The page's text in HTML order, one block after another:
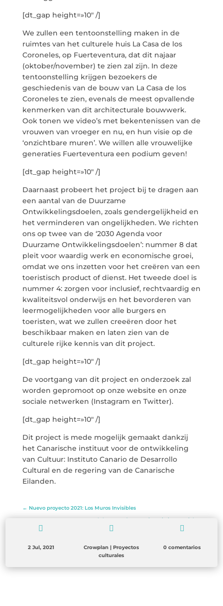
[dt_gap height=»10″ /]
We zullen een tentoonstelling maken in de
ruimtes van het culturele huis La Casa de los
Coroneles, op Fuerteventura, dat dit najaar
(oktober/november) te zien zal zijn. In deze
tentoonstelling krijgen bezoekers de
geschiedenis van de bouw van La Casa de los
Coroneles te zien, evenals de meest opvallende
kenmerken van dit architecturale bouwwerk.
Ook tonen we video’s met bekentenissen van de
vrouwen van vroeger en nu, en hun visie op de
‘onzichtbare muren’. We willen alle vrouwelijke
generaties Fuerteventura een podium geven!
[dt_gap height=»10″ /]
Daarnaast probeert het project bij te dragen aan
een aantal van de Duurzame
Ontwikkelingsdoelen, zoals gendergelijkheid en
het verminderen van ongelijkheden. We richten
ons op twee van de ‘2030 Agenda voor
Duurzame Ontwikkelingsdoelen’: nummer 8 dat
pleit voor waardig werk en economische groei,
omdat we ons inzetten voor het creëren van een
toeristisch product of dienst. Het tweede doel is
nummer 4: zorgen voor inclusief, rechtvaardig en
kwaliteitsvol onderwijs en het bevorderen van
leermogelijkheden voor alle burgers en
toeristen, wat we zullen creeëren door het
beschikbaar maken en laten zien van de
culturele rijke kennis van dit project.
[dt_gap height=»10″ /]
De voortgang van dit project en onderzoek zal
worden gepromoot op onze website en onze
sociale netwerken (Instagram en Twitter).
[dt_gap height=»10″ /]
Dit project is mede mogelijk gemaakt dankzij
het Canarische instituut voor de ontwikkeling
van Cultuur: Instituto Canario de Desarrollo
Cultural en de regering van de Canarische
Eilanden.
← Nuevo proyecto 2021: Los Muros Invisibles
El deporte cómo patrimonio inmaterial

2 Jul, 2021

Crowplan |Proyectos
culturales

0 comentarios